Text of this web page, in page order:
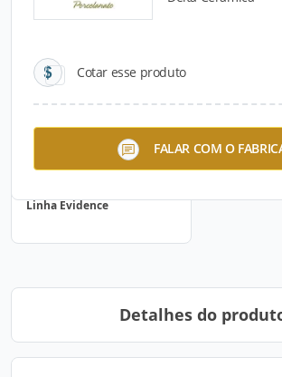
Cotar esse produto
FALAR COM O
Catálogos para
Linha Evidence
Detalhes do